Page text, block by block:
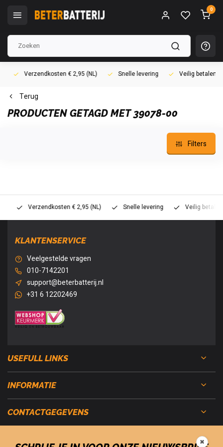
0
Verzendkosten € 2,95 (NL) Snelle levering Veilig betalen
Terug
PRODUCTEN GETAGD MET 39078-00
Filters
Verzendkosten € 2,95 (NL) Snelle levering Veilig betalen
KLANTENSERVICE
Veelgestelde vragen
010-7142201
support@beterbatterij.nl
+31 6 12202469
USEFULL LINKS
INFORMATIE
CONTACTGEGEVENS
✖